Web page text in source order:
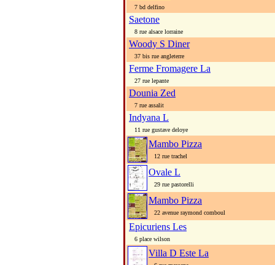
7 bd delfino
Saetone
8 rue alsace lorraine
Woody S Diner
37 bis rue angleterre
Ferme Fromagere La
27 rue lepante
Dounia Zed
7 rue assalit
Indyana L
11 rue gustave deloye
Mambo Pizza
12 rue trachel
Ovale L
29 rue pastorelli
Mambo Pizza
22 avenue raymond comboul
Epicuriens Les
6 place wilson
Villa D Este La